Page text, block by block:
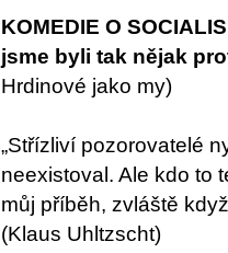
KOMEDIE O
jsme byli tak nějak
Hrdinové jako my)
„Střízliví pozorovatelé
neexistoval. Ale kdo to
můj příběh, zvláště
(Klaus Uhltzscht)